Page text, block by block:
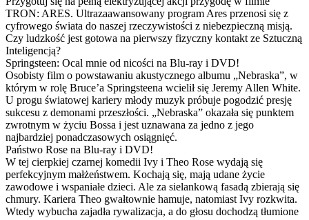
TRON: ARES. Ultrazaawansowany program Ares przenosi się z
cyfrowego świata do naszej rzeczywistości z niebezpieczną misją.
Czy ludzkość jest gotowa na pierwszy fizyczny kontakt ze Sztuczną
Inteligencją?
Springsteen: Ocal mnie od nicości na Blu-ray i DVD!
Osobisty film o powstawaniu akustycznego albumu „Nebraska”, w
którym w rolę Bruce’a Springsteena wcielił się Jeremy Allen White.
U progu światowej kariery młody muzyk próbuje pogodzić presję
sukcesu z demonami przeszłości. „Nebraska” okazała się punktem
zwrotnym w życiu Bossa i jest uznawana za jedno z jego
najbardziej ponadczasowych osiągnięć.
Państwo Rose na Blu-ray i DVD!
W tej cierpkiej czarnej komedii Ivy i Theo Rose wydają się
perfekcyjnym małżeństwem. Kochają się, mają udane życie
zawodowe i wspaniałe dzieci. Ale za sielankową fasadą zbierają się
chmury. Kariera Theo gwałtownie hamuje, natomiast Ivy rozkwita.
Wtedy wybucha zajadła rywalizacja, a do głosu dochodzą tłumione